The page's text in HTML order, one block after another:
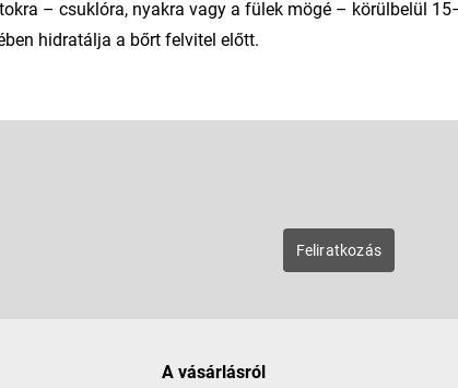
– csuklóra, nyakra vagy a fülek mögé – körülbelül
hidratálja a bőrt felvitel előtt.
Feliratkozás
A vásárlásról